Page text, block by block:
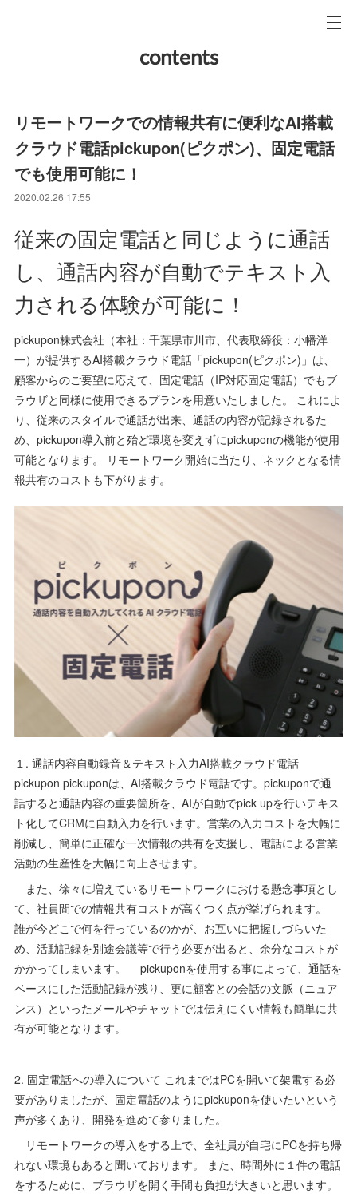
contents
リモートワークでの情報共有に便利なAI搭載
クラウド電話pickupon(ピクポン)、固定電話
でも使用可能に！
2020.02.26 17:55
従来の固定電話と同じように通話
し、通話内容が自動でテキスト入
力される体験が可能に！
pickupon株式会社（本社：千葉県市川市、代表取締役：小幡洋
一）が提供するAI搭載クラウド電話「pickupon(ピクポン)」は、
顧客からのご要望に応えて、固定電話（IP対応固定電話）でもブ
ラウザと同様に使用できるプランを用意いたしました。 これによ
り、従来のスタイルで通話が出来、通話の内容が記録されるた
め、pickupon導入前と殆ど環境を変えずにpickuponの機能が使用
可能となります。 リモートワーク開始に当たり、ネックとなる情
報共有のコストも下がります。
１. 通話内容自動録音＆テキスト入力AI搭載クラウド電話
pickupon pickuponは、AI搭載クラウド電話です。pickuponで通
話すると通話内容の重要箇所を、AIが自動でpick upを行いテキス
ト化してCRMに自動入力を行います。営業の入力コストを大幅に
削減し、簡単に正確な一次情報の共有を支援し、電話による営業
活動の生産性を大幅に向上させます。
また、徐々に増えているリモートワークにおける懸念事項とし
て、社員間での情報共有コストが高くつく点が挙げられます。
誰が今どこで何を行っているのかが、お互いに把握しづらいた
め、活動記録を別途会議等で行う必要が出ると、余分なコストが
かかってしまいます。 pickuponを使用する事によって、通話を
ベースにした活動記録が残り、更に顧客との会話の文脈（ニュア
ンス）といったメールやチャットでは伝えにくい情報も簡単に共
有が可能となります。
2. 固定電話への導入について これまではPCを開いて架電する必
要がありましたが、固定電話のようにpickuponを使いたいという
声が多くあり、開発を進めて参りました。
リモートワークの導入をする上で、全社員が自宅にPCを持ち帰
れない環境もあると聞いております。 また、時間外に１件の電話
をするために、ブラウザを開く手間も負担が大きいと思います。